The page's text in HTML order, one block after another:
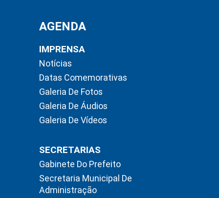
AGENDA
IMPRENSA
Notícias
Datas Comemorativas
Galeria De Fotos
Galeria De Áudios
Galeria De Vídeos
SECRETARIAS
Gabinete Do Prefeito
Secretaria Municipal De
Administração